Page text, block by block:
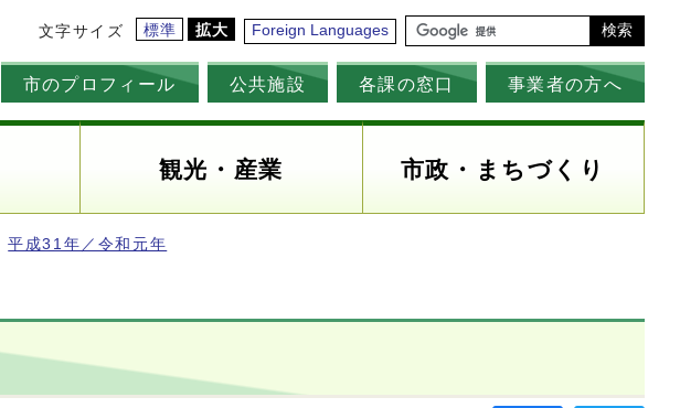
文字サイズ 標準 拡大 Foreign Languages 検索
市のプロフィール 公共施設 各課の窓口 事業者の方へ
観光・産業 市政・まちづくり
平成31年／令和元年